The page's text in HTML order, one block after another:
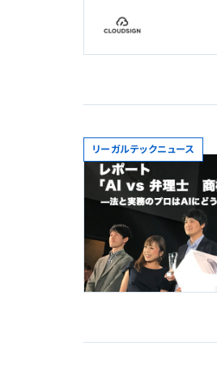
リーガルテックニュース